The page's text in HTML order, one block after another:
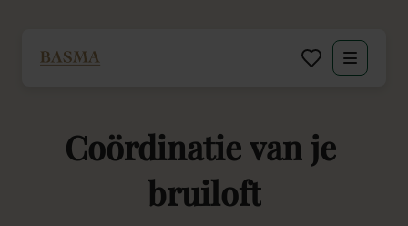
Zakelijk
Decoratie huren
Coördinatievan je
bruiloft